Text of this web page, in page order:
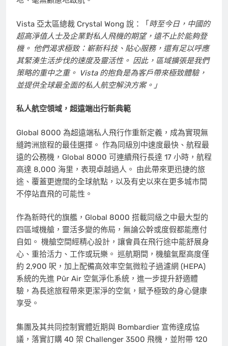
Vista 亞太區總裁 Crystal Wong 說：「 時至今日，中國的
超高淨值人士及企業對私人飛機的期望，遠不止於能夠登
機。 他們渴求極致：嶄新科技、貼心服務，還有足以呼應
其緊湊生活步伐的速度及靈活性。 因此，區域擴張是我們
策略的重中之重。 Vista 的抱負是為客戶帶來極致體驗，
並提供全球最全面的私人航空解決方案。」
私人航空領域，超遠端出行新典範
Global 8000 為超遠端私人飛行作重新定義，成為實現無
縫跨洲旅程的最佳選擇。 作為同級別中速度最快、航程最
遠的公務機，Global 8000 可連續飛行長達 17 小時，航程
高達 8,000 海里，表現卓越過人。 由此帶來更迅捷的旅
途、覆蓋更遼闊的全球航點，以及有史以來在更多城市間
不停站直飛的可能性。
作為新時代的旗艦，Global 8000 搭載同級之中最大型的
四區域機艙，靈活多變的佈局，無論公幹或度假都能應付
自如。 機艙空間經精心設計，讓會員在飛行途中能舒展身
心、重拾活力、工作或玩樂。 巡航期間，機艙氣壓高度僅
約 2,900 呎，加上配備高效率空氣微粒子過濾網 (HEPA)
系統的先進 Pũr Air 空氣淨化系統，進一步提升舒適體
驗，為長途旅程帶來更潔淨的空氣，賦予極致的身心健康
享受。
集團及其共同控制實體近期與 Bombardier 宣佈達成協
議，落實訂購 40 架 Challenger 3500 飛機，並附帶 120